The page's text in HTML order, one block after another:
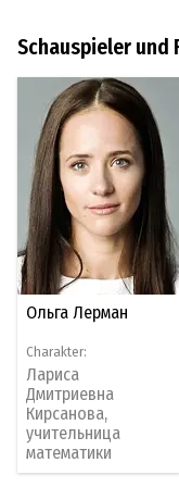
Schauspieler und
Ольга Лерман
Charakter:
Лариса
Дмитриевна
Кирсанова,
учительница
математики